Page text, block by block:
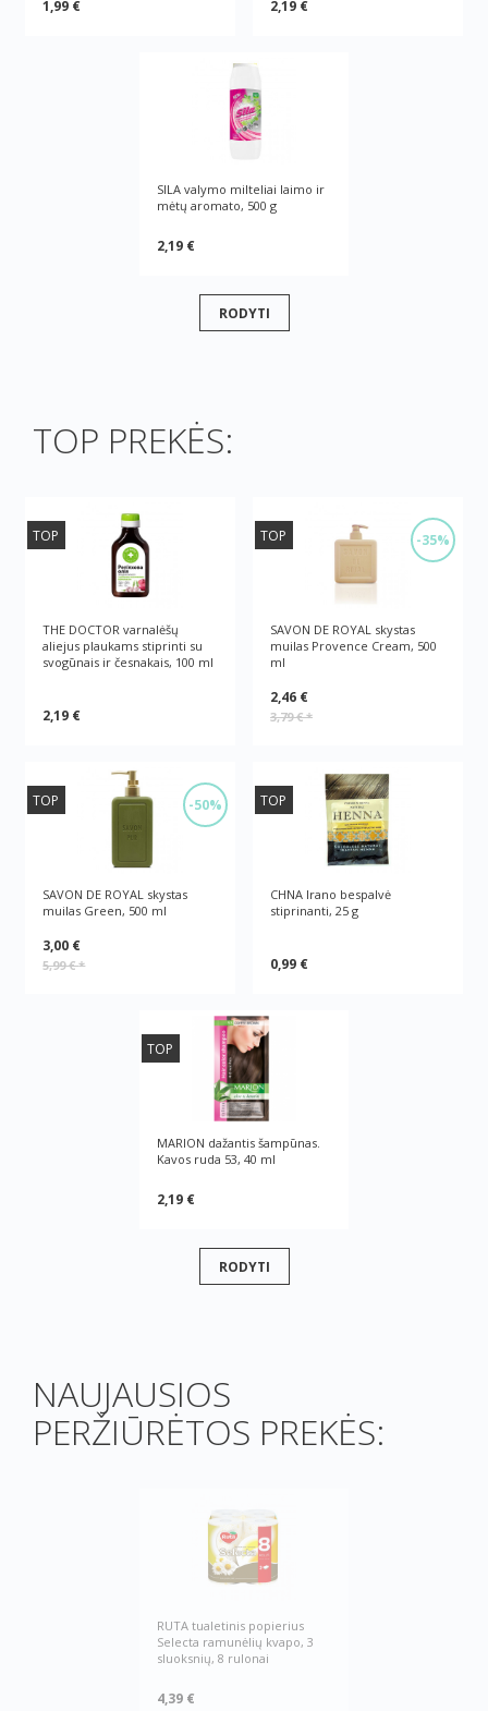
1,99 € 2,19 €
SILA valymo milteliai laimo ir
mėtų aromato, 500 g
2,19 €
RODYTI
TOP PREKĖS:
TOP
THE DOCTOR varnalėšų
aliejus plaukams stiprinti su
svogūnais ir česnakais, 100 ml
2,19 €
-35%
TOP
SAVON DE ROYAL skystas
muilas Provence Cream, 500
ml
2,46 €
3,79 €*
-50%
TOP
SAVON DE ROYAL skystas
muilas Green, 500 ml
3,00 €
5,99 €*
TOP
CHNA Irano bespalvė
stiprinanti, 25 g
0,99 €
TOP
MARION dažantis šampūnas.
Kavos ruda 53, 40 ml
2,19 €
RODYTI
NAUJAUSIOS
PERŽIŪRĖTOS PREKĖS:
RUTA tualetinis popierius
Selecta ramunėlių kvapo, 3
sluoksnių, 8 rulonai
4,39 €